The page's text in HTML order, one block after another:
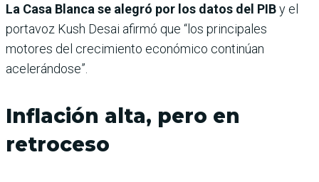
La Casa Blanca se alegró por los datos del PIBy el
portavoz Kush Desai afirmó que “los principales
motores del crecimiento económico continúan
acelerándose”.
Inflación alta, pero en
retroceso